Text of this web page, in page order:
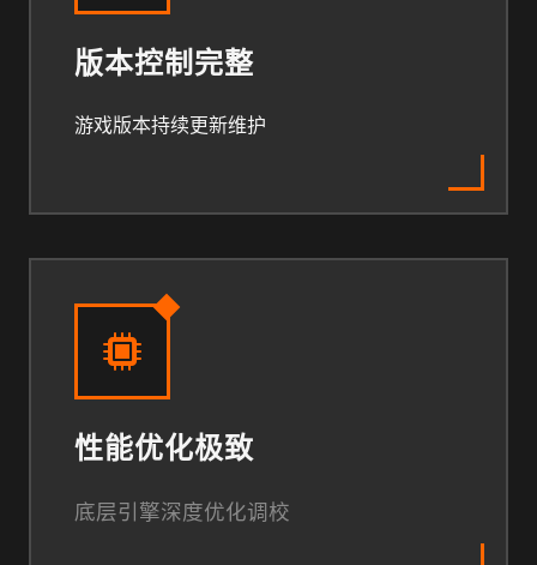
版本控制完整
游戏版本持续更新维护
性能优化极致
底层引擎深度优化调校